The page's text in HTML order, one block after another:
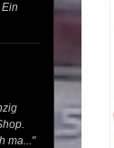
ma..."